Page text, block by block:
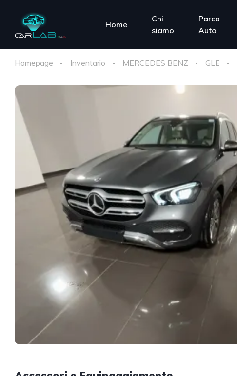
Home
Chi
siamo
Parco
Auto
Homepage Inventario MERCEDES BENZ GLE